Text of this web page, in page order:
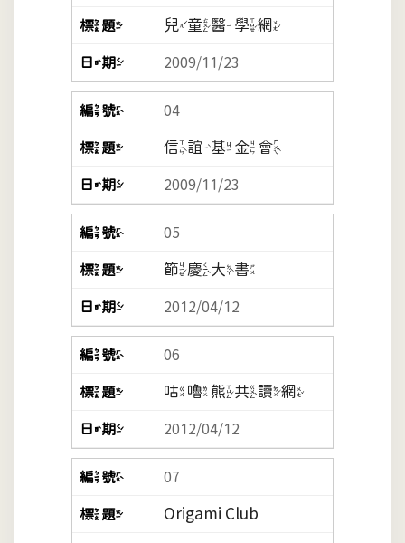
兒童醫學網
2009/11/23
04
信誼基金會
2009/11/23
05
節慶大書
2012/04/12
06
咕嚕熊共讀網
2012/04/12
07
Origami Club